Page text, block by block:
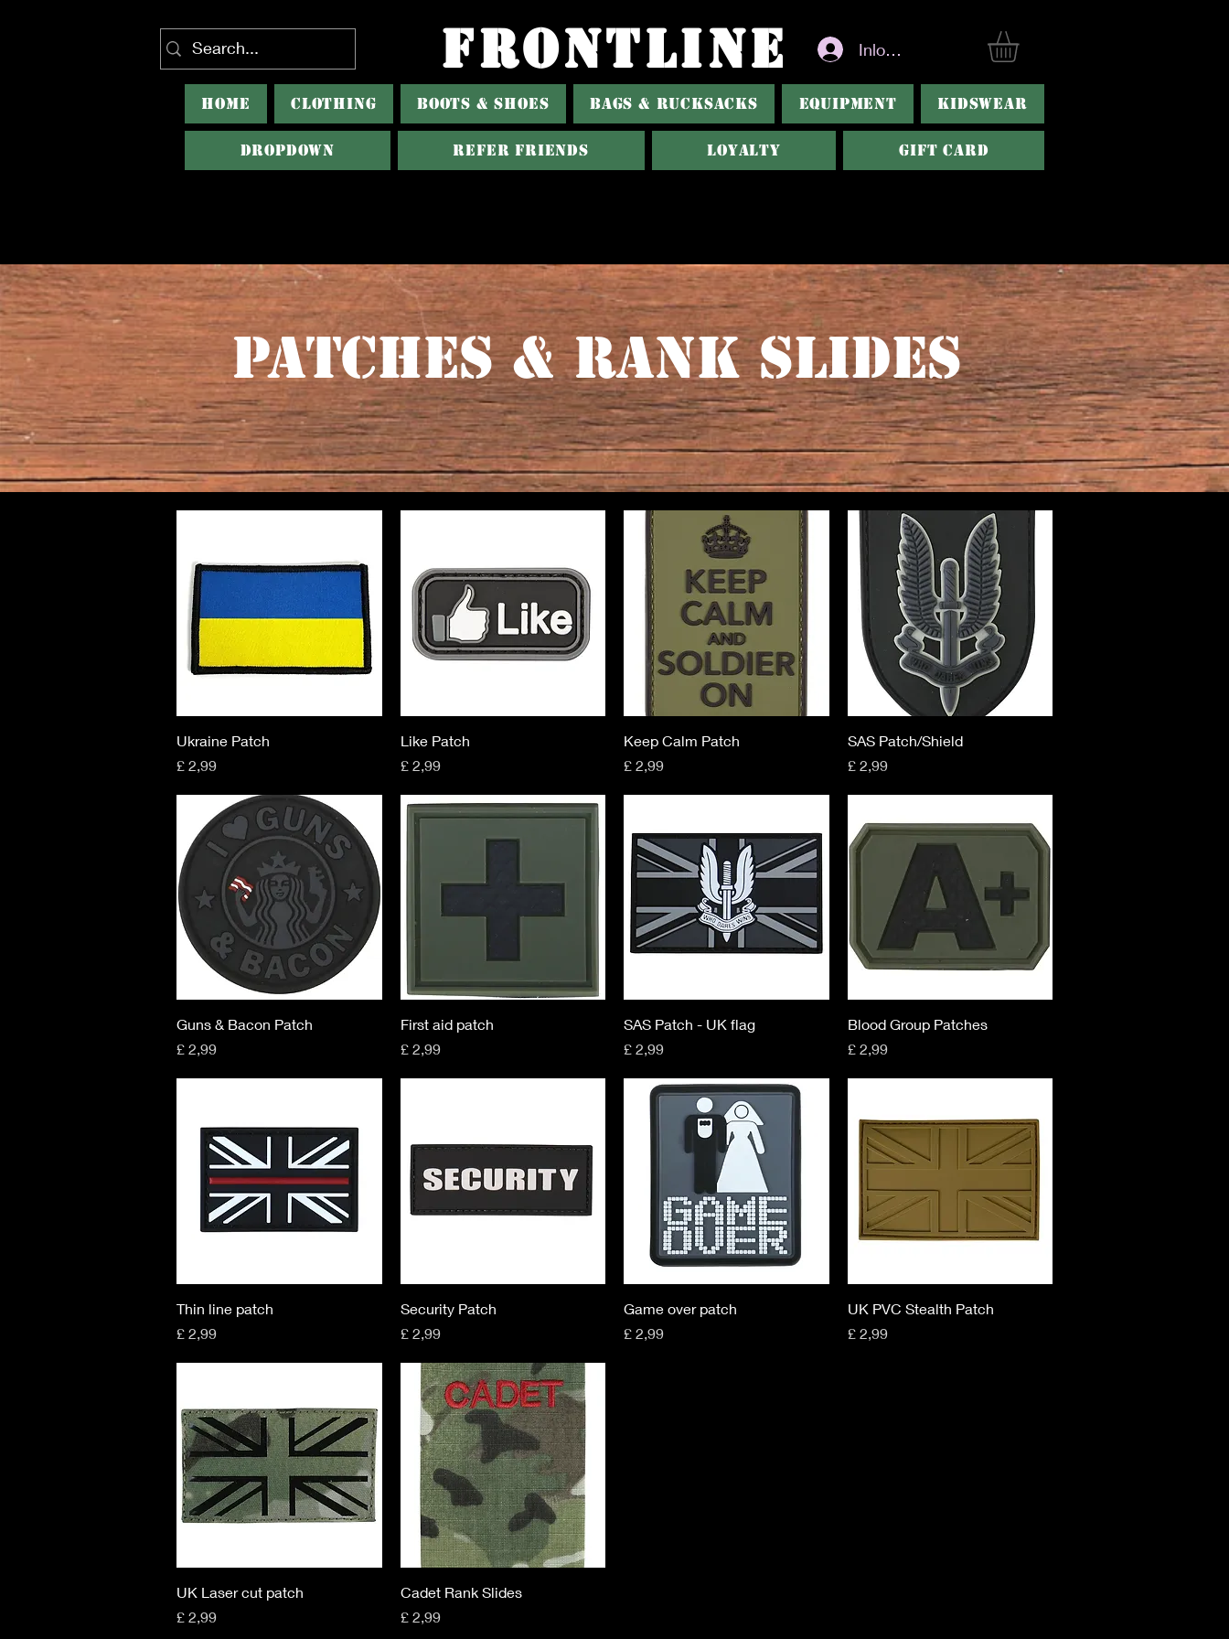
FRONTLINE Inloggen
HOME CLOTHING BOOTS & SHOES BAGS & RUCKSACKS EQUIPMENT KIDSWEAR
Dropdown Refer Friends Loyalty Gift Card
Patches & Rank Slides
Snel overzicht
Ukraine Patch
Prijs
£ 2,99
Snel overzicht
Like Patch
Prijs
£ 2,99
Snel overzicht
Keep Calm Patch
Prijs
£ 2,99
Snel overzicht
SAS Patch/Shield
Prijs
£ 2,99
Snel overzicht
Guns & Bacon Patch
Prijs
£ 2,99
Snel overzicht
First aid patch
Prijs
£ 2,99
Snel overzicht
SAS Patch - UK flag
Prijs
£ 2,99
Snel overzicht
Blood Group Patches
Prijs
£ 2,99
Snel overzicht
Thin line patch
Prijs
£ 2,99
Snel overzicht
Security Patch
Prijs
£ 2,99
Snel overzicht
Game over patch
Prijs
£ 2,99
Snel overzicht
UK PVC Stealth Patch
Prijs
£ 2,99
Snel overzicht
UK Laser cut patch
Prijs
£ 2,99
Snel overzicht
Cadet Rank Slides
Prijs
£ 2,99